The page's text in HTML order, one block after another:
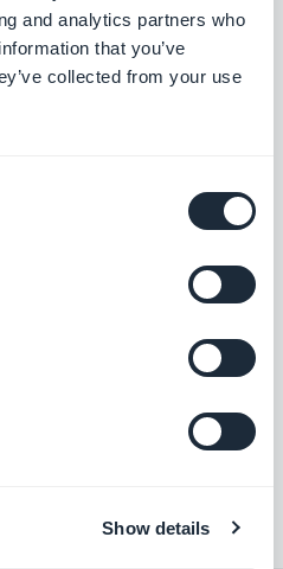
and analytics partners who
that you’ve
collected from your use
Show details
clientes e aumente